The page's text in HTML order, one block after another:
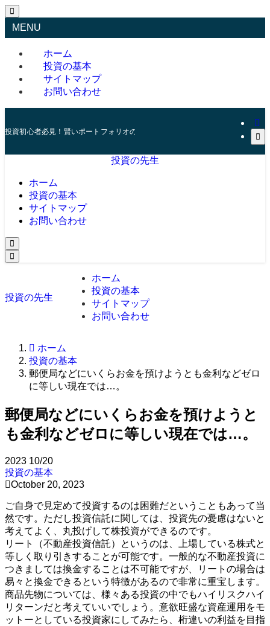
MENU
ホーム
投資の基本
サイトマップ
お問い合わせ
投資初心者必見！賢いポートフォリオの組み方とリスク管理の秘訣
投資の先生
ホーム
投資の基本
サイトマップ
お問い合わせ
投資の先生
ホーム
投資の基本
サイトマップ
お問い合わせ
ホーム
投資の基本
郵便局などにいくらお金を預けようとも金利などゼロ
に等しい現在では…。
郵便局などにいくらお金を預けようと
も金利などゼロに等しい現在では…。
2023 10/20
投資の基本
October 20, 2023
ご自身で見定めて投資するのは困難だということもあって当
然です。ただし投資信託に関しては、投資先の憂慮はないと
考えてよく、丸投げして株投資ができるのです。
リート（不動産投資信託）というのは、上場している株式と
等しく取り引きすることが可能です。一般的な不動産投資に
つきましては換金することは不可能ですが、リートの場合は
易々と換金できるという特徴があるので非常に重宝します。
商品先物については、様々ある投資の中でもハイリスクハイ
リターンだと考えていいでしょう。意欲旺盛な資産運用をモ
ットーとしている投資家にしてみたら、桁違いの利益を目指